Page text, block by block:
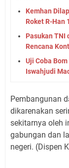
Kemhan
Roket R-Han
Pasukan TNI
Rencana
Uji Coba
Iswahjudi
Pembangunan
dikarenakan
sekitarnya oleh
gabungan dan
negeri. (Dispen